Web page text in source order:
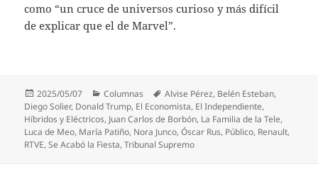
como “un cruce de universos curioso y más difícil
de explicar que el de Marvel”.
Publicado
el
2025/05/07 Categorías
Columnas Etiquetas
Alvise Pérez, Belén Esteban,
Diego Solier, Donald Trump, El Economista, El Independiente,
Híbridos y Eléctricos, Juan Carlos de Borbón, La Familia de la Tele,
Luca de Meo, María Patiño, Nora Junco,Óscar Rus, Público, Renault,
RTVE,Se Acabó la Fiesta,Tribunal Supremo